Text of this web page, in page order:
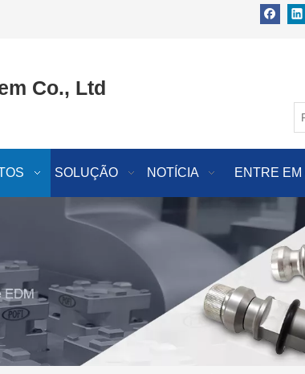
Co., Ltd
SOLUÇÃO NOTÍCIA ENTRE